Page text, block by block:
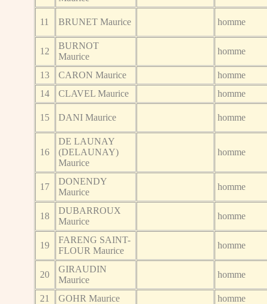
11 BRUNET Maurice homme
12
BURNOT
Maurice
homme
13 CARON Maurice
homme
14
CLAVEL Maurice homme
15 DANI Maurice homme
16
DE LAUNAY
(DELAUNAY)
Maurice
homme
17
DONENDY
Maurice
homme
18
DUBARROUX
Maurice
homme
19
FARENG SAINT-
FLOUR Maurice
homme
20
GIRAUDIN
Maurice
homme
21 GOHR Maurice
homme